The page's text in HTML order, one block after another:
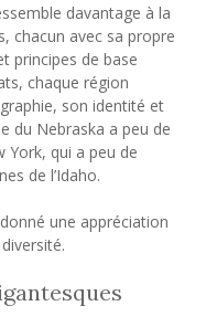
davantage à la
chacun avec sa propre
principes de base
chaque région
son identité et
du Nebraska a peu de
York, qui a peu de
de l’Idaho.
une appréciation